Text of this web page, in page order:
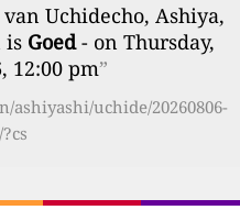
Uchidecho, Ashiya,
is Goed- on Thursday,
12:00 pm”
ashiyashi/uchide/20260806-